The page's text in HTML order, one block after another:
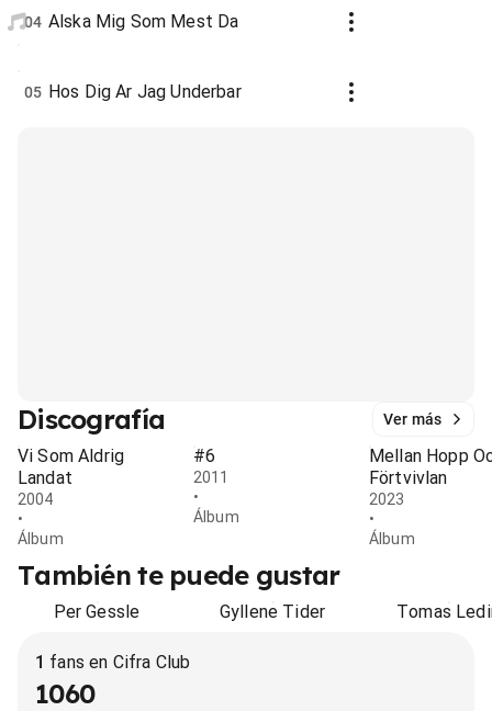
04 Alska Mig Som Mest Da
05 Hos Dig Ar Jag Underbar
Discografía Ver más
Vi Som Aldrig
Landat
2004
•
Álbum
#6
2011
•
Álbum
Mellan Hopp
Förtvivlan
2023
•
Álbum
También te puede gustar
Per Gessle Gyllene Tider Tomas
1 fans en Cifra Club
1060